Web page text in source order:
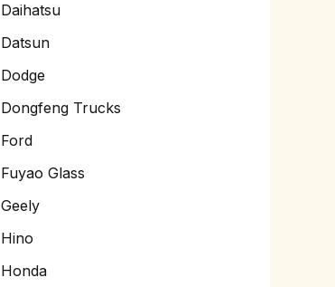
Daihatsu
Datsun
Dodge
Dongfeng Trucks
Ford
Fuyao Glass
Geely
Hino
Honda